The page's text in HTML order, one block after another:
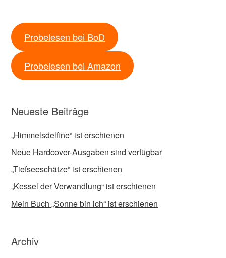
Probelesen bei BoD
Probelesen bei Amazon
Neueste Beiträge
„Himmelsdelfine“ ist erschienen
Neue Hardcover-Ausgaben sind verfügbar
„Tiefseeschätze“ ist erschienen
„Kessel der Verwandlung“ ist erschienen
Mein Buch „Sonne bin ich“ ist erschienen
Archiv